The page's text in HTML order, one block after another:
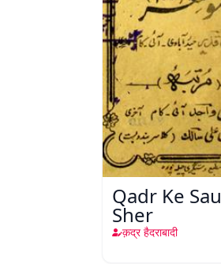
Qadr Ke Sau
Sher
क़द्र हैदराबादी